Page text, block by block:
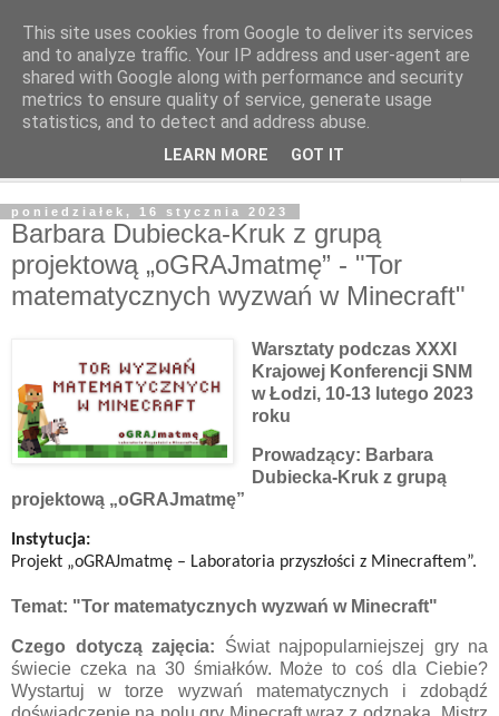
poniedziałek, 16 stycznia 2023
Barbara Dubiecka-Kruk z grupą
projektową „oGRAJmatmę” - "Tor
matematycznych wyzwań w Minecraft"
Warsztaty podczas XXXI
Krajowej Konferencji SNM
w Łodzi, 10-13 lutego 2023
roku
Prowadzący: Barbara
Dubiecka-Kruk z grupą
projektową „oGRAJmatmę”
Instytucja:
Projekt „oGRAJmatmę – Laboratoria przyszłości z Minecraftem”.
Temat: "Tor matematycznych wyzwań w Minecraft"
Czego dotyczą zajęcia: Świat najpopularniejszej gry na
świecie czeka na 30 śmiałków. Może to coś dla Ciebie?
Wystartuj w torze wyzwań matematycznych i zdobądź
This site uses cookies from Google to deliver its services
and to analyze traffic. Your IP address and user-agent are
shared with Google along with performance and security
metrics to ensure quality of service, generate usage
statistics, and to detect and address abuse.
LEARN MORE GOT IT